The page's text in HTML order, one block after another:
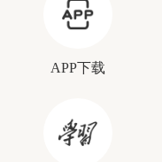
APP下载